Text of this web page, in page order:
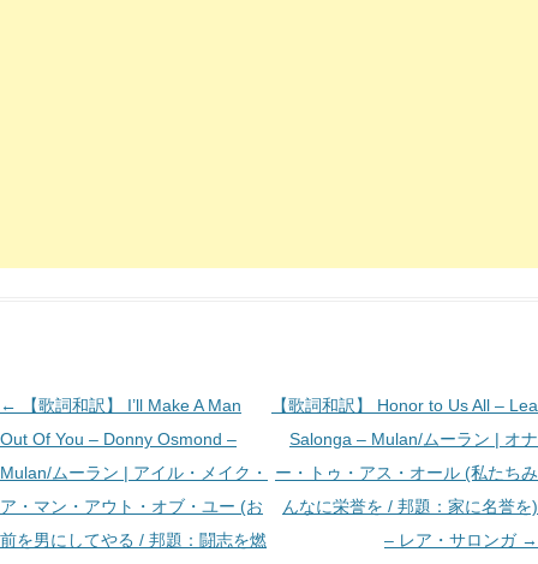
投
稿
ナ
ビ
ゲ
←
【歌詞和訳】 I’ll Make A Man
Out Of You – Donny Osmond –
Mulan/ムーラン | アイル・メイク・
ア・マン・アウト・オブ・ユー (お
前を男にしてやる / 邦題：闘志を燃
【歌詞和訳】 Honor to Us All – Lea
Salonga – Mulan/ムーラン | オナ
ー・トゥ・アス・オール (私たちみ
んなに栄誉を / 邦題：家に名誉を)
– レア・サロンガ →